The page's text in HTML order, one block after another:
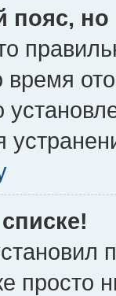
пояс,
время
просто